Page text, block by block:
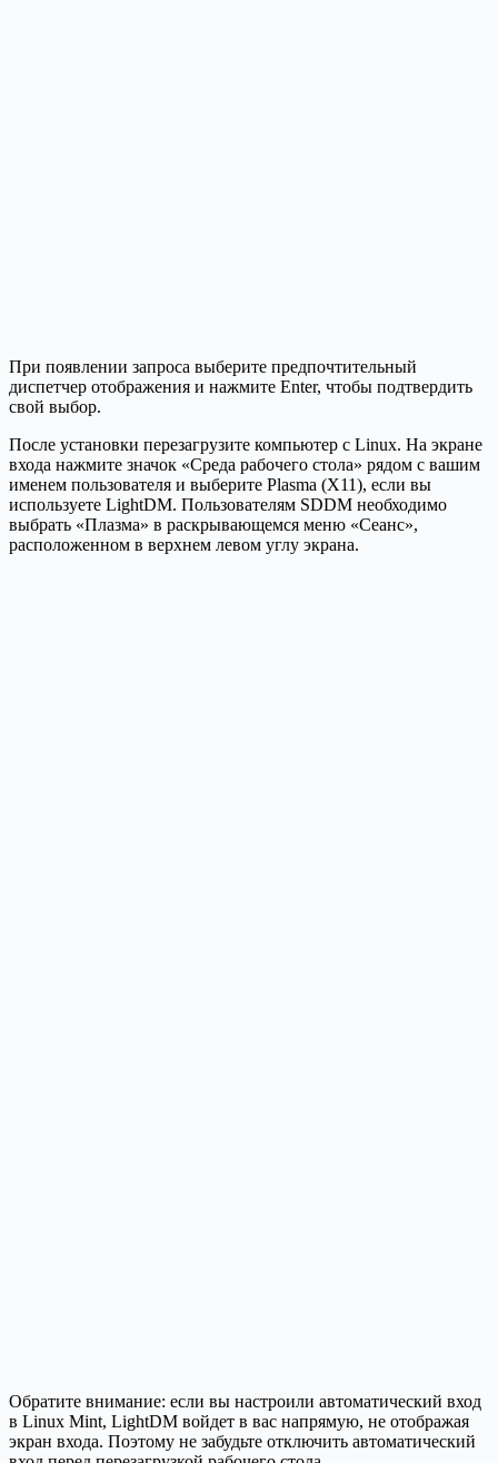
При появлении запроса выберите предпочтительный
диспетчер отображения и нажмите Enter, чтобы подтвердить
свой выбор.
После установки перезагрузите компьютер с Linux. На экране
входа нажмите значок «Среда рабочего стола» рядом с вашим
именем пользователя и выберите Plasma (X11), если вы
используете LightDM. Пользователям SDDM необходимо
выбрать «Плазма» в раскрывающемся меню «Сеанс»,
расположенном в верхнем левом углу экрана.
Обратите внимание: если вы настроили автоматический вход
в Linux Mint, LightDM войдет в вас напрямую, не отображая
экран входа. Поэтому не забудьте отключить автоматический